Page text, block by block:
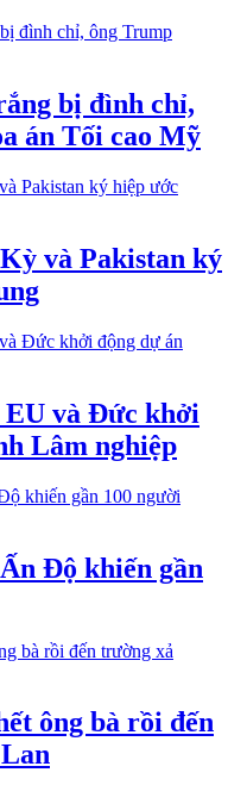
bị đình chỉ,
án Tối cao Mỹ
và Pakistan ký
và Đức khởi
Lâm nghiệp
Độ khiến gần
ông bà rồi đến